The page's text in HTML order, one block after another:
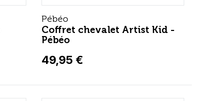
Pébéo
Coffret chevalet Artist Kid -
Pébéo
49,95 €